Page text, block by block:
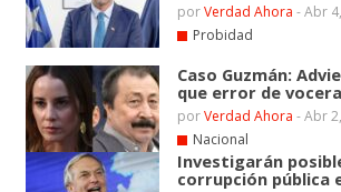
porVerdad Ahora -Abr
Probidad
Caso Guzmán:
que error de vocera
porVerdad Ahora -Abr
Nacional
Investigarán
corrupción pública